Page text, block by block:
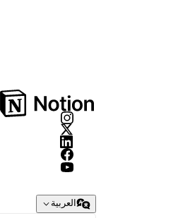
العربية